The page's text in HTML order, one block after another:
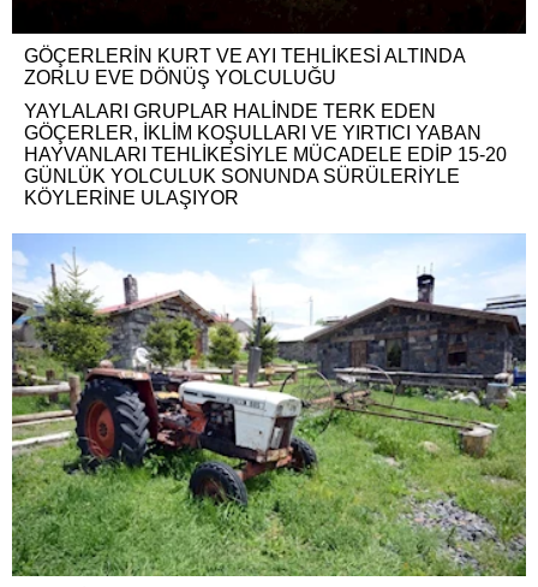
GÖÇERLERİN KURT VE AYI TEHLİKESİ ALTINDA
ZORLU EVE DÖNÜŞ YOLCULUĞU
YAYLALARI GRUPLAR HALİNDE TERK EDEN
GÖÇERLER, İKLİM KOŞULLARI VE YIRTICI YABAN
HAYVANLARI TEHLİKESİYLE MÜCADELE EDİP 15-20
GÜNLÜK YOLCULUK SONUNDA SÜRÜLERİYLE
KÖYLERİNE ULAŞIYOR